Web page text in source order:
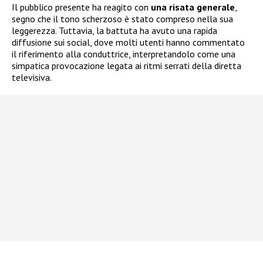
Il pubblico presente ha reagito con una risata generale
segno che il tono scherzoso è stato compreso nella sua
leggerezza. Tuttavia, la battuta ha avuto una rapida
diffusione sui social, dove molti utenti hanno commentato
il riferimento alla conduttrice, interpretandolo come una
simpatica provocazione legata ai ritmi serrati della diretta
televisiva.